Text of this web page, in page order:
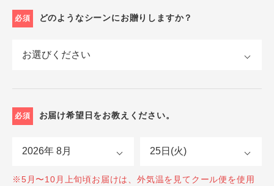
必須 どのようなシーンにお贈りしますか？
必須 お届け希望日をお教えください。
※5月〜10月上旬頃お届けは、外気温を見てクール便を使用